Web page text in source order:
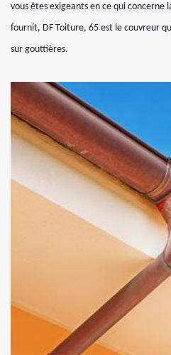
vous êtes exigeants en ce qui concerne
fournit, DF Toiture, 65 est le couvreur
sur gouttières.